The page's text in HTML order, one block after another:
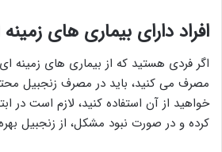
افراد دارای بیماری های
اگر فردی هستید که از بیماری های زمینه ای
مصرف می کنید، باید در مصرف زنجبیل
خواهید از آن استفاده کنید، لازم است در
کرده و در صورت نبود مشکل، از زنجبیل